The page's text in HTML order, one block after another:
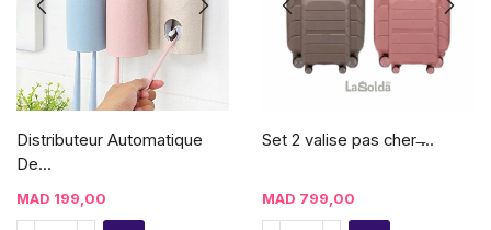
Distributeur Automatique
De...
MAD 199,00
Set 2 valise pas cher ̶...
MAD 799,00